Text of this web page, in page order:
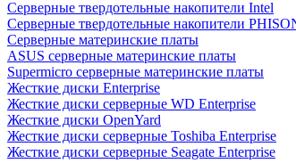
Cерверные твердотельные накопители Intel
Cерверные твердотельные накопители
Серверные материнские платы
ASUS серверные материнские платы
Supermicro серверные материнские платы
Жесткие диски Enterprise
Жесткие диски серверные WD Enterprise
Жесткие диски OpenYard
Жесткие диски серверные Toshiba Enterprise
Жесткие диски серверные Seagate Enterprise